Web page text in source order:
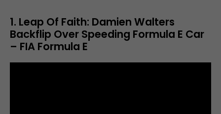
1. Leap Of Faith: Damien Walters
Backflip Over Speeding Formula E Car
– FIA Formula E